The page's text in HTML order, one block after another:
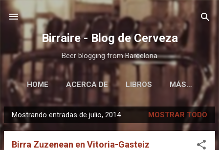
Ir al contenido principal
Birraire - Blog de Cerveza
Beer blogging from Barcelona
HOME ACERCA DE LIBROS MÁS…
E
n
Mostrando entradas de julio, 2014 MOSTRAR TODO
Birra Zuzenean en Vitoria-Gasteiz